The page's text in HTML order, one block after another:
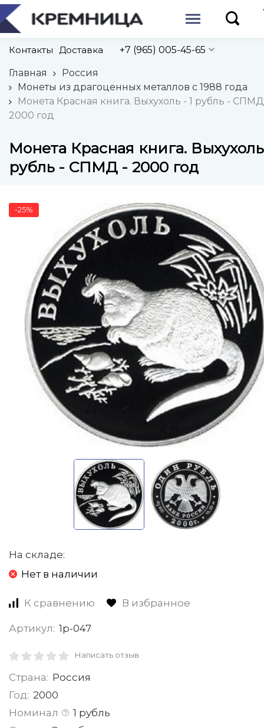
Контакты Доставка +7 (965) 005-45-65
Главная
Россия
Монеты из драгоценных металлов с 1988 года
Монета Красная книга. Выхухоль - 1 рубль -
2000 год
Монета Красная книга.
рубль - СПМД - 2000 год
-25%
На складе:
Нет в наличии
К сравнению В избранное
Артикул: 1р-047
Написать отзыв
Страна: Россия
Год: 2000
Номинал
1 рубль